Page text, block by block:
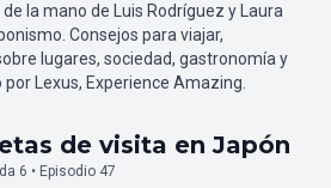
la mano de Luis Rodríguez y Laura
Consejos para viajar,
lugares, sociedad, gastronomía y
Lexus, Experience Amazing.
de visita en Japón
6 • Episodio 47